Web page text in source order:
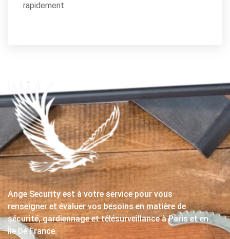
rapidement
Ange Security est à votre service pour vous
renseigner et évaluer vos besoins en matière de
sécurité, gardiennage et télésurveillance à Paris et en
Île De France.